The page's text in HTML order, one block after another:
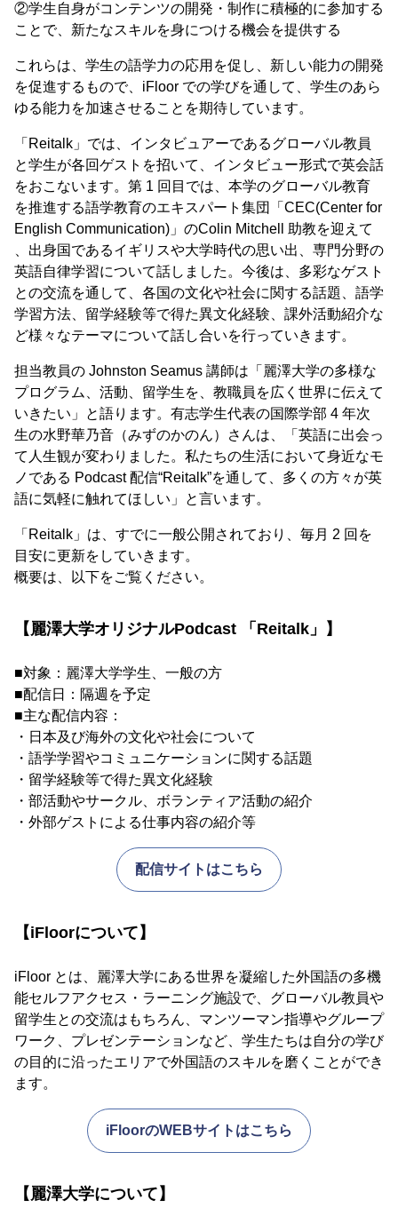
②学生自身がコンテンツの開発・制作に積極的に参加する
ことで、新たなスキルを身につける機会を提供する
これらは、学生の語学力の応用を促し、新しい能力の開発
を促進するもので、iFloor での学びを通して、学生のあら
ゆる能力を加速させることを期待しています。
「Reitalk」では、インタビュアーであるグローバル教員
と学生が各回ゲストを招いて、インタビュー形式で英会話
をおこないます。第 1 回目では、本学のグローバル教育
を推進する語学教育のエキスパート集団「CEC(Center for
English Communication)」のColin Mitchell 助教を迎えて
、出身国であるイギリスや大学時代の思い出、専門分野の
英語自律学習について話しました。今後は、多彩なゲスト
との交流を通して、各国の文化や社会に関する話題、語学
学習方法、留学経験等で得た異文化経験、課外活動紹介な
ど様々なテーマについて話し合いを行っていきます。
担当教員の Johnston Seamus 講師は「麗澤大学の多様な
プログラム、活動、留学生を、教職員を広く世界に伝えて
いきたい」と語ります。有志学生代表の国際学部 4 年次
生の水野華乃音（みずのかのん）さんは、「英語に出会っ
て人生観が変わりました。私たちの生活において身近なモ
ノである Podcast 配信“Reitalk”を通して、多くの方々が英
語に気軽に触れてほしい」と言います。
「Reitalk」は、すでに一般公開されており、毎月 2 回を
目安に更新をしていきます。
概要は、以下をご覧ください。
【麗澤大学オリジナルPodcast 「Reitalk」】
■対象：麗澤大学学生、一般の方
■配信日：隔週を予定
■主な配信内容：
・日本及び海外の文化や社会について
・語学学習やコミュニケーションに関する話題
・留学経験等で得た異文化経験
・部活動やサークル、ボランティア活動の紹介
・外部ゲストによる仕事内容の紹介等
配信サイトはこちら
【iFloorについて】
iFloor とは、麗澤大学にある世界を凝縮した外国語の多機
能セルフアクセス・ラーニング施設で、グローバル教員や
留学生との交流はもちろん、マンツーマン指導やグループ
ワーク、プレゼンテーションなど、学生たちは自分の学び
の目的に沿ったエリアで外国語のスキルを磨くことができ
ます。
iFloorのWEBサイトはこちら
【麗澤大学について】